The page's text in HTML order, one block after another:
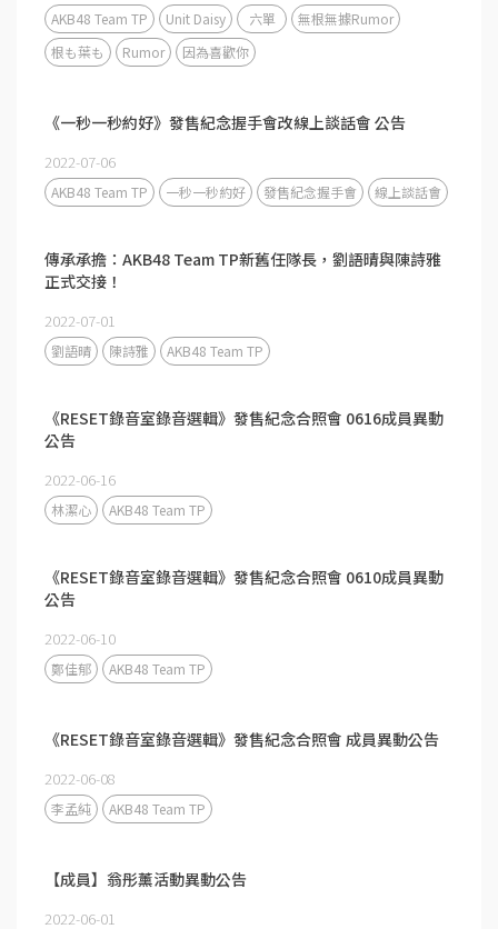
AKB48 Team TP Unit Daisy 六單
無根無據Rumor
根も葉も
Rumor 因為喜歡你
《一秒一秒約好》發售紀念握手會改線上談話會 公告
2022-07-06
AKB48 Team TP 一秒一秒約好 發售紀念握手會 線上談話會
傳承承擔：AKB48 Team TP新舊任隊長，劉語晴與陳詩雅
正式交接！
2022-07-01
劉語晴 陳詩雅 AKB48 Team TP
《RESET錄音室錄音選輯》發售紀念合照會 0616成員異動
公告
2022-06-16
林潔心 AKB48 Team TP
《RESET錄音室錄音選輯》發售紀念合照會 0610成員異動
公告
2022-06-10
鄭佳郁 AKB48 Team TP
《RESET錄音室錄音選輯》發售紀念合照會 成員異動公告
2022-06-08
李孟純 AKB48 Team TP
【成員】翁彤薰活動異動公告
2022-06-01